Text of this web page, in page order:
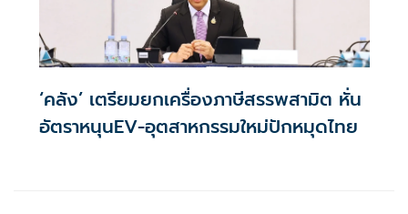
‘คลัง’ เตรียมยกเครื่องภาษีสรรพสามิต หั่น
อัตราหนุนEV-อุตสาหกรรมใหม่ปักหมุดไทย